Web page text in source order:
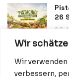
Wir
Wir
verbessern,
26
7.